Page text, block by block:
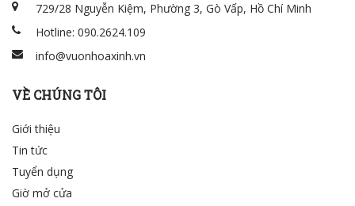
729/28 Nguyễn Kiệm, Phường 3, Gò Vấp, Hồ Chí Minh
Hotline: 090.2624.109
info@vuonhoaxinh.vn
VỀ CHÚNG TÔI
Giới thiệu
Tin tức
Tuyển dụng
Giờ mở cửa